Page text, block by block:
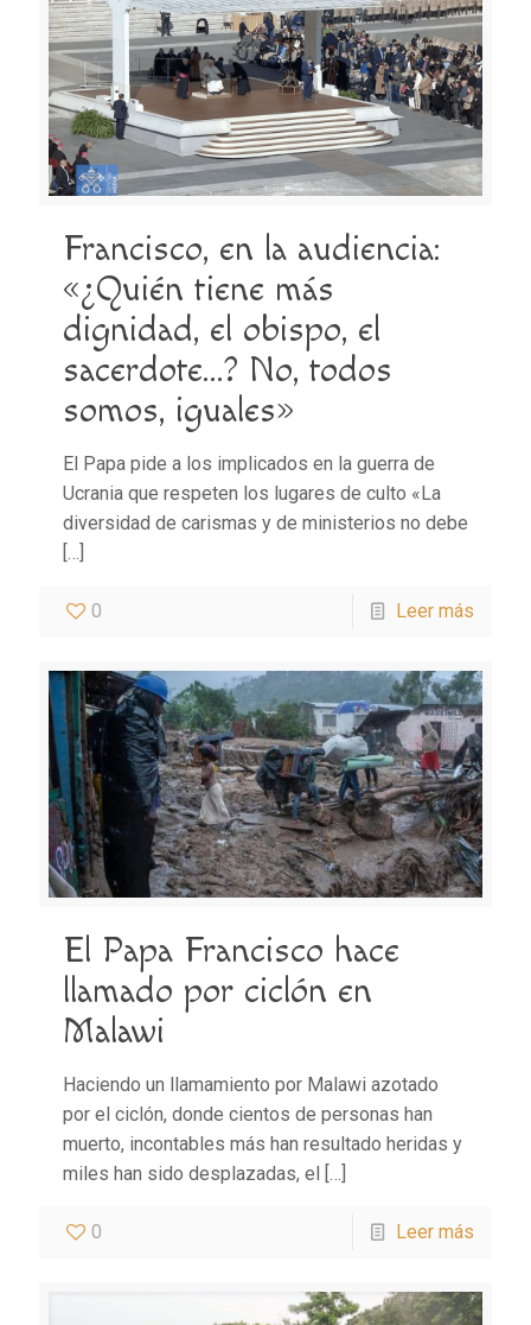
Francisco, en la audiencia:
«¿Quién tiene más
dignidad, el obispo, el
sacerdote…? No, todos
somos, iguales»
El Papa pide a los implicados en la guerra de
Ucrania que respeten los lugares de culto «La
diversidad de carismas y de ministerios no debe
[…]
0 Leer más
El Papa Francisco hace
llamado por ciclón en
Malawi
Haciendo un llamamiento por Malawi azotado
por el ciclón, donde cientos de personas han
muerto, incontables más han resultado heridas y
miles han sido desplazadas, el […]
0 Leer más